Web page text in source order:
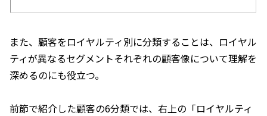
また、顧客をロイヤルティ別に分類することは、ロイヤル
ティが異なるセグメントそれぞれの顧客像について理解を
深めるのにも役立つ。
前節で紹介した顧客の6分類では、右上の「ロイヤルティ